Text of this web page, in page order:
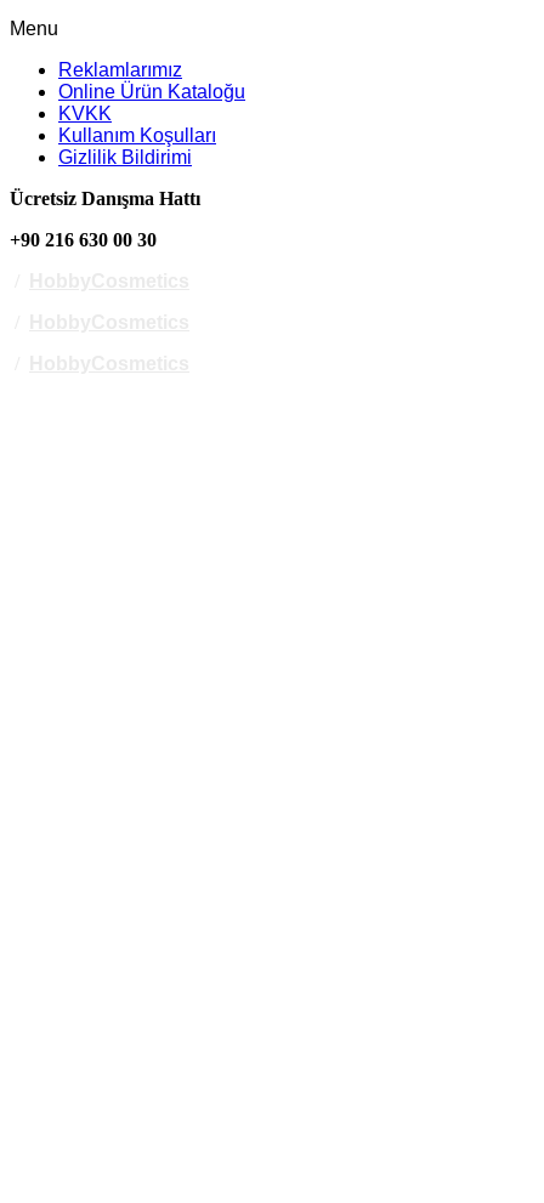
Menu
Reklamlarımız
Online Ürün Kataloğu
KVKK
Kullanım Koşulları
Gizlilik Bildirimi
Ücretsiz Danışma Hattı
+90 216 630 00 30